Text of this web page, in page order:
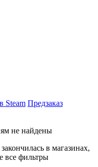
Steam Предзаказ
не найдены
в магазинах,
все фильтры